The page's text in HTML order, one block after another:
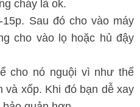
cháy là ok.
Sau đó cho vào máy
cho vào lọ hoặc hủ đậy
cho nó nguội vì như thế
và xốp. Khi đó bạn dễ xay